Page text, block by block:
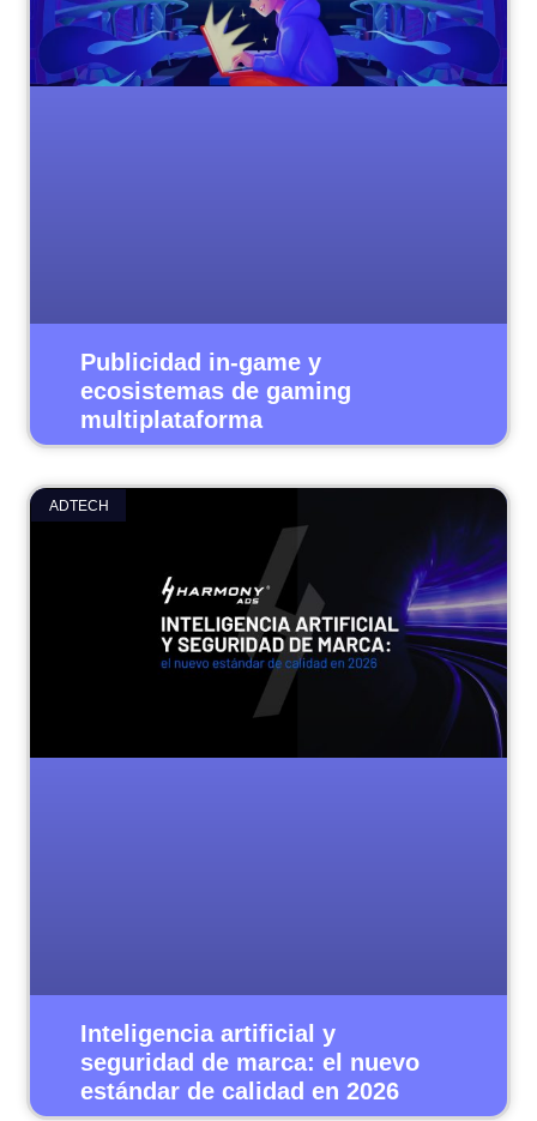
Publicidad in‑game y
ecosistemas de gaming
multiplataforma
ADTECH
Inteligencia artificial y
seguridad de marca: el nuevo
estándar de calidad en 2026